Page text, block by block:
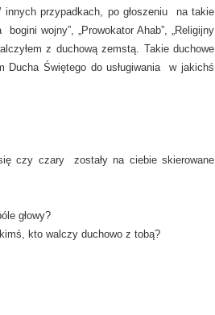
przypadkach, po głoszeniu na takie
wojny”, „Prowokator Ahab”, „Religijny
z duchową zemstą. Takie duchowe
Świętego do usługiwania w jakichś
czy czary zostały na ciebie skierowane
głowy?
kto walczy duchowo z tobą?